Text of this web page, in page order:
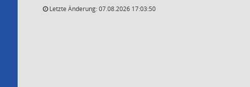
Letzte Änderung: 07.08.2026 17:03:50